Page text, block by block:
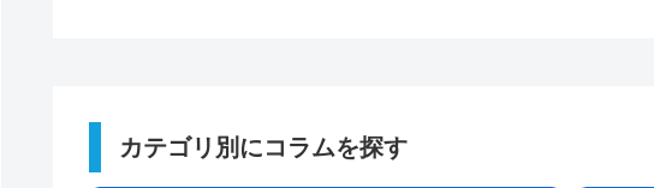
カテゴリ別にコラムを探す